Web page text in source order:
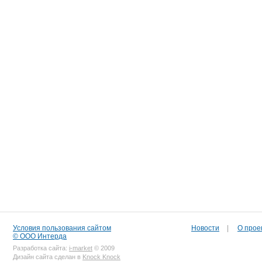
Условия пользования сайтом
© ООО Интерда
Разработка сайта: i-market © 2009
Дизайн сайта сделан в Knock Knock
Новости О